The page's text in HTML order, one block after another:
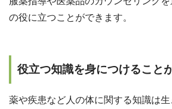
の役に立つことができます。
役立つ知識を身につけること
薬や疾患など人の体に関する知識は